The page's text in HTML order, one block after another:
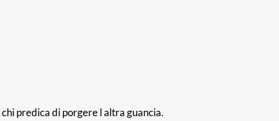
predica di porgere l altra guancia.